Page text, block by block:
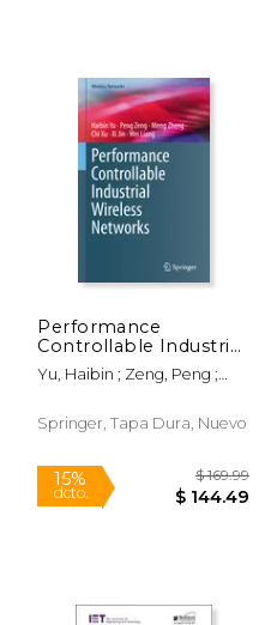
15%
dcto.
Performance
Controllable Industrial
Wireless Networks (en
Inglés)
Yu, Haibin ; Zeng, Peng ;
Springer, Tapa Dura, Nuevo